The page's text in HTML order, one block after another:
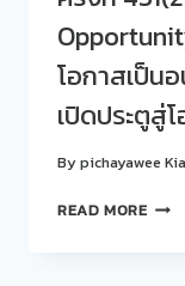
SDU
75
เปลี่
เป็น
โอกาสเป็น
เปิดประตูสู่
Bypichayawee
READ MOREสวน